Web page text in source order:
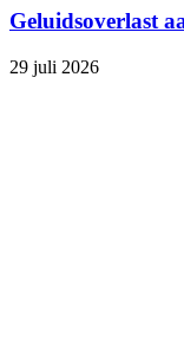
Geluidsoverlast
29 juli 2026